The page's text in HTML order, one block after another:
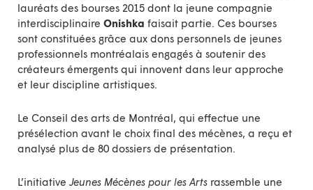
lauréats des bourses 2015 dont la jeune compagnie
interdisciplinaire Onishka faisait partie. Ces bourses
sont constituées grâce aux dons personnels de jeunes
professionnels montréalais engagés à soutenir des
créateurs émergents qui innovent dans leur approche
et leur discipline artistiques.
Le Conseil des arts de Montréal, qui effectue une
présélection avant le choix final des mécènes, a reçu et
analysé plus de 80 dossiers de présentation.
L’initiative Jeunes Mécènes pour les Arts rassemble une